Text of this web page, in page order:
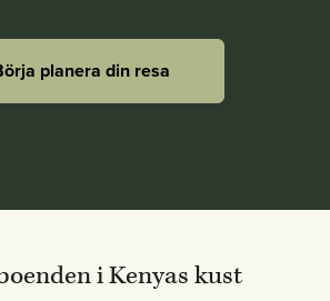
planera din resa
i Kenyas kust